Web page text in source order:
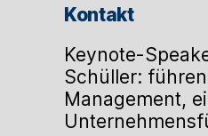
Kontakt
Keynote-
Schüller:
Management,